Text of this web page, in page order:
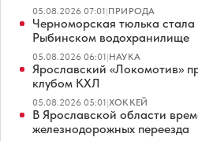
05.08.2026 07:01|ПРИРОДА
Черноморская тюлька
Рыбинском водохранилище
05.08.2026 06:01|НАУКА
Ярославский «Локомотив»
клубом КХЛ
05.08.2026 05:01|ХОККЕЙ
В Ярославской области
железнодорожных переезда